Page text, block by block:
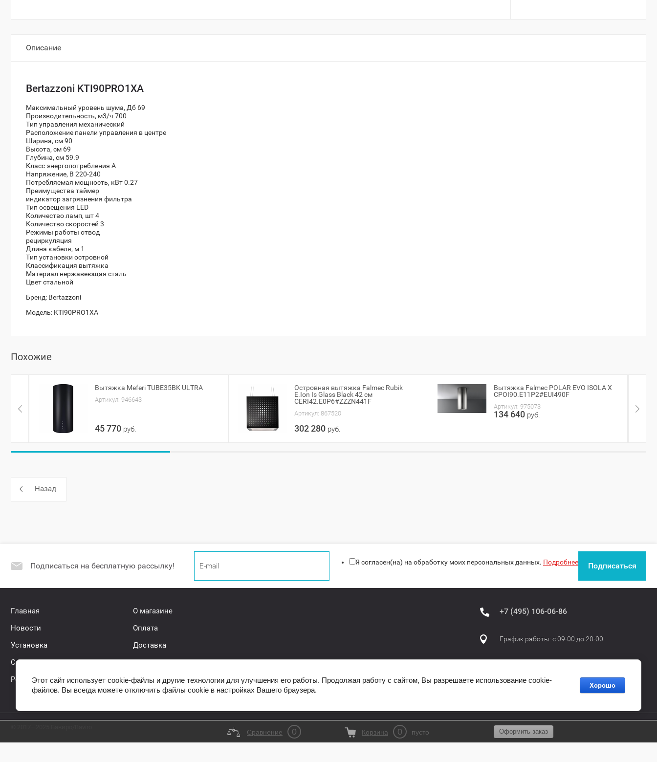
Описание
Bertazzoni KTI90PRO1XA
Максимальный уровень шума, Дб 69
Производительность, м3/ч 700
Тип управления механический
Расположение панели управления в центре
Ширина, см90
Высота, см 69
Глубина, см 59.9
Класс энергопотребления A
Напряжение, В 220-240
Потребляемая мощность, кВт0.27
Преимущества таймер
индикатор загрязнения фильтра
Тип освещения LED
Количество ламп, шт4
Количество скоростей 3
Режимы работы отвод
рециркуляция
Длина кабеля, м 1
Тип установки островной
Классификация вытяжка
Материал нержавеющая сталь
Цветстальной
Бренд: Bertazzoni
Модель: KTI90PRO1XA
Похожие
Вытяжка Meferi TUBE35BK ULTRA
Артикул: 946643
45 770 руб.
Островная вытяжка Falmec Rubik
E.Ion Is Glass Black 42 см
CERI42.E0P6#ZZZN441F
Артикул: 867520
302 280 руб.
Вытяжка Falmec POLAR EVO ISOLA X
CPOI90.E11P2#EUI490F
Артикул: 975073
134 640 руб.
Назад
Оформить заказ
Корзина 0 пусто
Сравнение 0
Подписаться на бесплатную рассылку! Я согласен(на) на обработку моих персональных данных. Подробнее Подписаться
Главная
О магазине
Новости
Оплата
Установка
Доставка
Самовывоз
Контакты
Регистрация
Акции
+7 (495) 106-06-86
График работы: с 09-00 до 20-00
Этот сайт использует cookie-файлы и другие технологии для улучшения его работы. Продолжая работу с сайтом, Вы разрешаете использование cookie-
файлов. Вы всегда можете отключить файлы cookie в настройках Вашего браузера.
Хорошо